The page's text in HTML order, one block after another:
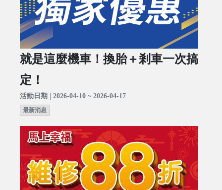
就是這麼機車！換胎＋剎車一次搞
定！
活動日期 | 2026-04-10 ~ 2026-04-17
最新消息